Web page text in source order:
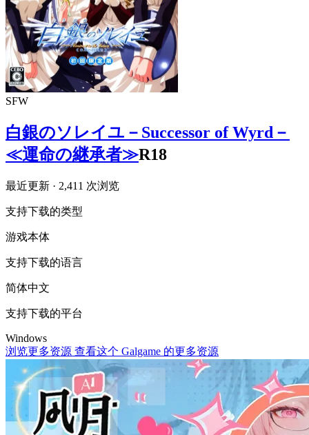
SFW
白銀のソレイユ－Successor of Wyrd－
≪運命の継承者≫R18
最近更新 · 2,411 次浏览
支持下载的类型
游戏本体
支持下载的语言
简体中文
支持下载的平台
Windows
浏览更多资源 查看这个 Galgame 的更多资源